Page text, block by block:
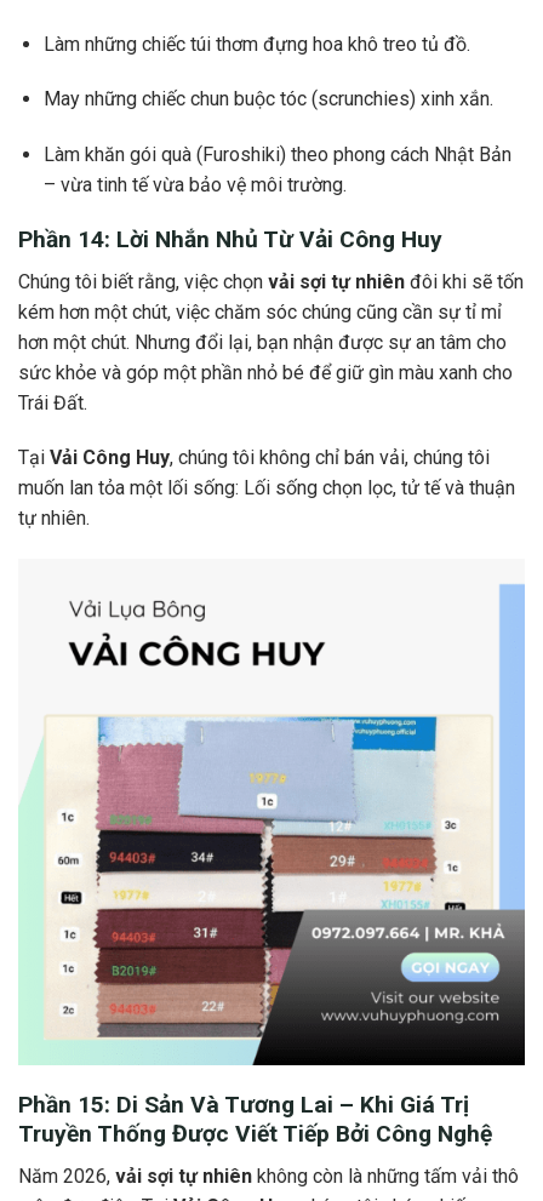
Làm những chiếc túi thơm đựng hoa khô treo tủ đồ.
May những chiếc chun buộc tóc (scrunchies) xinh xắn.
Làm khăn gói quà (Furoshiki) theo phong cách Nhật Bản
– vừa tinh tế vừa bảo vệ môi trường.
Phần 14: Lời Nhắn Nhủ TừVải Công Huy
Chúng tôi biết rằng, việc chọn vải sợi tự nhiên đôi khi sẽ tốn
kém hơn một chút, việc chăm sóc chúng cũng cần sự tỉ mỉ
hơn một chút. Nhưng đổi lại, bạn nhận được sự an tâm cho
sức khỏe và góp một phần nhỏ bé để giữ gìn màu xanh cho
Trái Đất.
Tại Vải Công Huy, chúng tôi không chỉ bán vải, chúng tôi
muốn lan tỏa một lối sống: Lối sống chọn lọc, tử tế và thuận
tự nhiên.
Phần 15: Di Sản Và Tương Lai – Khi Giá Trị
Truyền Thống Được Viết Tiếp Bởi Công Nghệ
Năm 2026, vải sợi tự nhiên không còn là những tấm vải thô